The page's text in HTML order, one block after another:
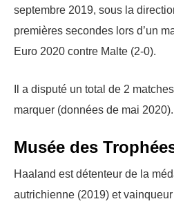
septembre 2019, sous la
premières secondes lors d’un
Euro 2020 contre Malte (2-0).
Il a disputé un total de 2
marquer (données de mai 2020).
Musée des
Haaland est détenteur de la
autrichienne (2019) et